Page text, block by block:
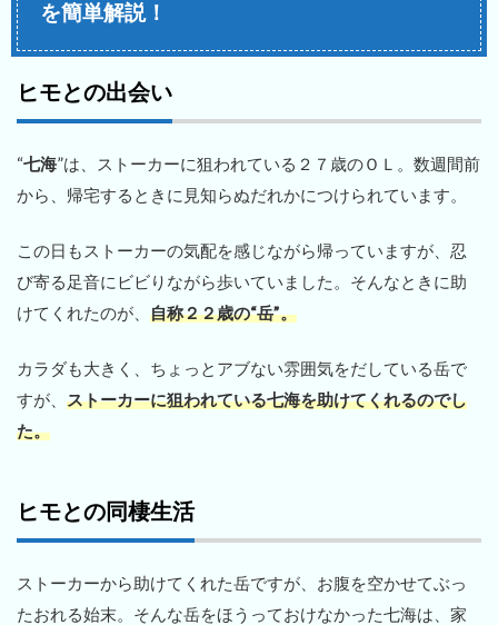
を簡単解説！
ヒモとの出会い
“七海”は、ストーカーに狙われている２７歳のＯＬ。数週間前
から、帰宅するときに見知らぬだれかにつけられています。
この日もストーカーの気配を感じながら帰っていますが、忍
び寄る足音にビビりながら歩いていました。そんなときに助
けてくれたのが、 自称２２歳の“岳”。
カラダも大きく、ちょっとアブない雰囲気をだしている岳で
すが、 ストーカーに狙われている七海を助けてくれるのでし
た。
ヒモとの同棲生活
ストーカーから助けてくれた岳ですが、お腹を空かせてぶっ
たおれる始末。そんな岳をほうっておけなかった七海は、家